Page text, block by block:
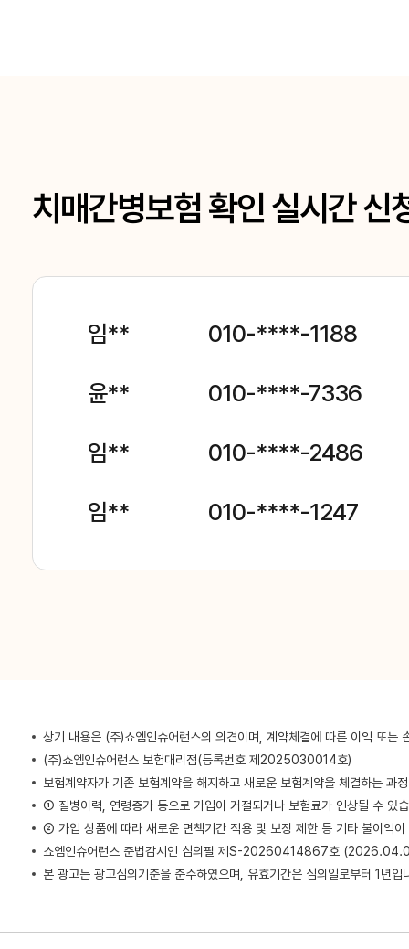
치매간병보험 확인 실시간 신
임** 010-****-1188
윤** 010-****-7336
임** 010-****-2486
임** 010-****-1247
정** 010-****-8808
장** 010-****-9511
김** 010-****-6183
정** 010-****-5805
상기 내용은 (주)쇼엠인슈어런스의 의견이며, 계약체결에 따른 이익 또는
(주)쇼엠인슈어런스 보험대리점(등록번호 제2025030014호)
보험계약자가 기존 보험계약을 해지하고 새로운 보험계약을 체결하는 과
① 질병이력, 연령증가 등으로 가입이 거절되거나 보험료가 인상될 수 있
② 가입 상품에 따라 새로운 면책기간 적용 및 보장 제한 등 기타 불이익이
쇼엠인슈어런스 준법감시인 심의필 제S-20260414867호
본 광고는 광고심의기준을 준수하였으며, 유효기간은 심의일로부터 1년입